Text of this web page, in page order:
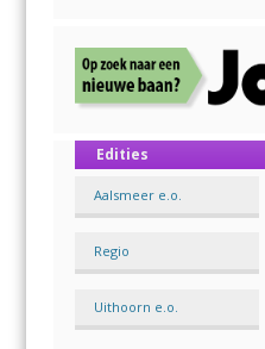
Edities
Aalsmeer e.o.
Regio
Uithoorn e.o.